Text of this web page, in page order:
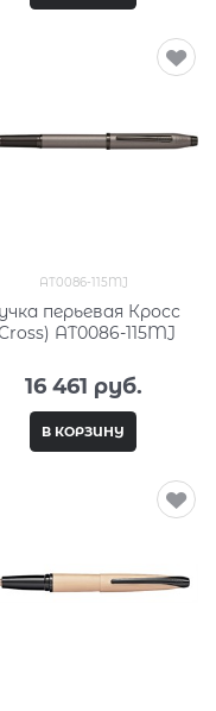
AT0086-115MJ
перьевая Кросс
AT0086-115MJ
16 461 руб.
В КОРЗИНУ